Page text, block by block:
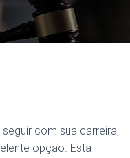
com sua carreira,
opção. Esta